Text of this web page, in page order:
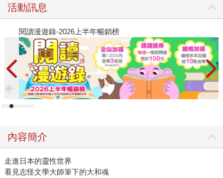
活動訊息
閱讀漫遊錄-2026上半年暢銷榜
內容簡介
走進日本的靈性世界
看見志怪文學大師筆下的大和魂